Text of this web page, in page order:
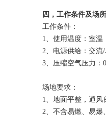
四，工作条件及场
工作条件：
1、使用温度：室温
2、电源供给：交流
3、压缩空气压力：
场地要求：
1、地面平整，通风
2、不含易燃、易爆